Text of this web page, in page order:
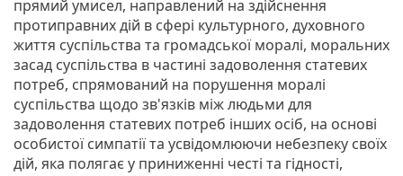
прямий умисел, направлений на здійснення
протиправних дій в сфері культурного, духовного
життя суспільства та громадської моралі, моральних
засад суспільства в частині задоволення статевих
потреб, спрямований на порушення моралі
суспільства щодо зв'язків між людьми для
задоволення статевих потреб інших осіб, на основі
особистої симпатії та усвідомлюючи небезпеку своїх
дій, яка полягає у приниженні честі та гідності,